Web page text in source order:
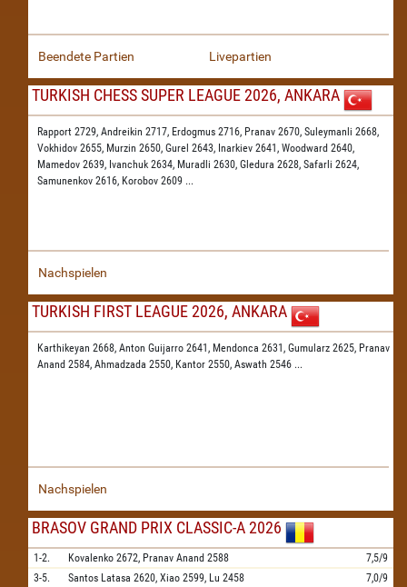
Beendete Partien Livepartien
TURKISH CHESS SUPER LEAGUE 2026, ANKARA
Rapport 2729, Andreikin 2717, Erdogmus 2716, Pranav 2670, Suleymanli 2668,
Vokhidov 2655, Murzin 2650, Gurel 2643, Inarkiev 2641, Woodward 2640,
Mamedov 2639, Ivanchuk 2634, Muradli 2630, Gledura 2628, Safarli 2624,
Samunenkov 2616, Korobov 2609 ...
Nachspielen
TURKISH FIRST LEAGUE 2026, ANKARA
Karthikeyan 2668, Anton Guijarro 2641, Mendonca 2631, Gumularz 2625, Pranav
Anand 2584, Ahmadzada 2550, Kantor 2550, Aswath 2546 ...
Nachspielen
BRASOV GRAND PRIX CLASSIC-A 2026
1-2. Kovalenko 2672, Pranav Anand 2588
7,5/9
3-5.
Santos Latasa 2620, Xiao 2599, Lu 2458
7,0/9